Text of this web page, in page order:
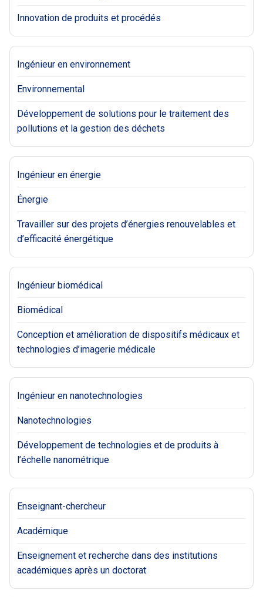
Innovation de produits et procédés
Ingénieur en environnement
Environnemental
Développement de solutions pour le traitement des
pollutions et la gestion des déchets
Ingénieur en énergie
Énergie
Travailler sur des projets d’énergies renouvelables et
d’efficacité énergétique
Ingénieur biomédical
Biomédical
Conception et amélioration de dispositifs médicaux et
technologies d’imagerie médicale
Ingénieur en nanotechnologies
Nanotechnologies
Développement de technologies et de produits à
l’échelle nanométrique
Enseignant-chercheur
Académique
Enseignement et recherche dans des institutions
académiques après un doctorat